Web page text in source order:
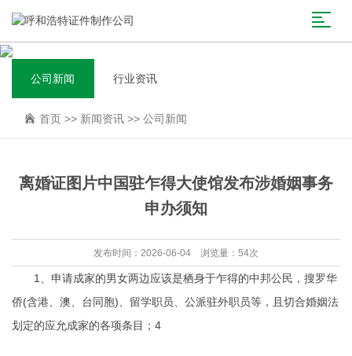
公司新闻 行业资讯
首页 >> 新闻资讯 >> 公司新闻
离婚证图片中国驻乍得大使馆发布涉婚姻事务
申办须知
发布时间：2026-06-04 浏览量：54次
1、申请成家的男女两边应该是栖身于乍得的中邦公民，搜罗华
侨(含港、澳、台同胞)、留学职员、公派驻外职员等，且切合婚姻法
划定的应允成家的各项条目；4